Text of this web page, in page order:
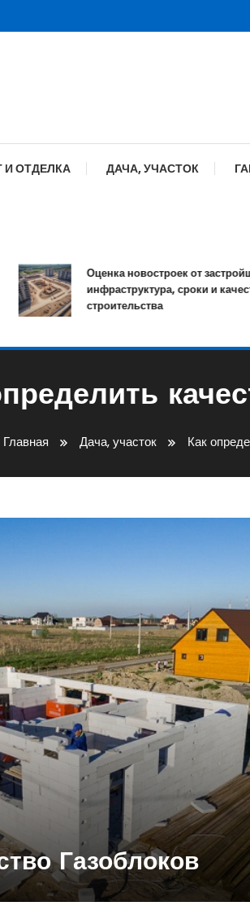
И ОТДЕЛКА ДАЧА, УЧАСТОК
Оценка новостроек от застройщика:
инфраструктура, сроки и качество
строительства
Главная Дача, участок Как
Газоблоков